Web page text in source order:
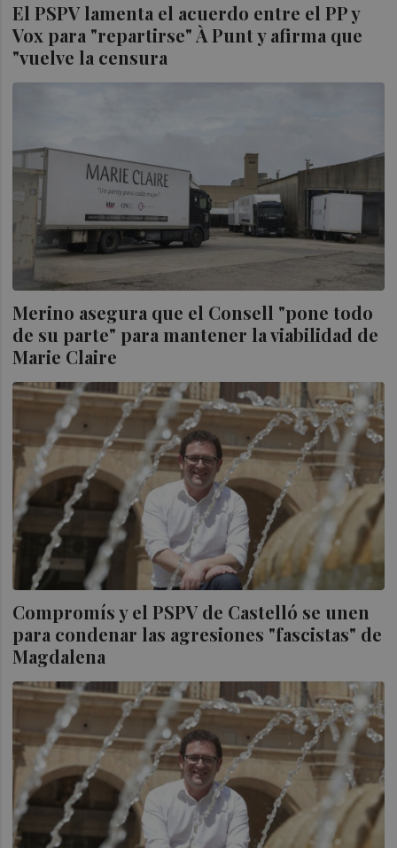
El PSPV lamenta el acuerdo entre el PP y
Vox para "repartirse" À Punt y afirma que
"vuelve la censura
Merino asegura que el Consell "pone todo
de su parte" para mantener la viabilidad de
Marie Claire
Compromís y el PSPV de Castelló se unen
para condenar las agresiones "fascistas" de
Magdalena